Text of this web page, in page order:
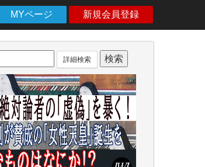
MYページ 新規会員登録
詳細検索